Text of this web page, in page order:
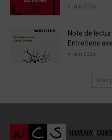
4 juin 2026
Note de
Entretiens
4 juin 2026
Voir